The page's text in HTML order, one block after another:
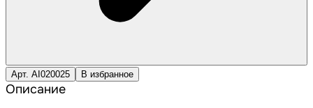
Арт. AI020025 В избранное
Описание